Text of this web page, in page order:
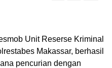
Unit Reserse Kriminal
Makassar, berhasil
pencurian dengan